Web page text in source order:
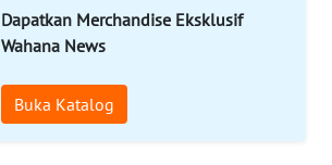
Dapatkan Merchandise Eksklusif
Wahana News
Buka Katalog